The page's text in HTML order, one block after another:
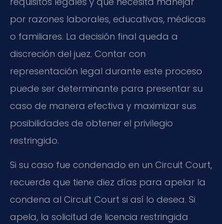
por razones laborales, educativas, médicas
o familiares. La decisión final queda a
discreción del juez. Contar con
representación legal durante este proceso
puede ser determinante para presentar su
caso de manera efectiva y maximizar sus
posibilidades de obtener el privilegio
restringido.
Si su caso fue condenado en un Circuit Court,
recuerde que tiene diez días para apelar la
condena al Circuit Court si así lo desea. Si
apela, la solicitud de licencia restringida